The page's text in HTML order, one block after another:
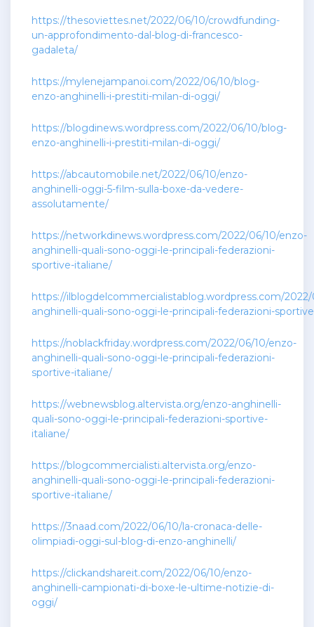
https://thesoviettes.net/2022/06/10/crowdfunding-
un-approfondimento-dal-blog-di-francesco-
gadaleta/
https://mylenejampanoi.com/2022/06/10/blog-
enzo-anghinelli-i-prestiti-milan-di-oggi/
https://blogdinews.wordpress.com/2022/06/10/blog-
enzo-anghinelli-i-prestiti-milan-di-oggi/
https://abcautomobile.net/2022/06/10/enzo-
anghinelli-oggi-5-film-sulla-boxe-da-vedere-
assolutamente/
https://networkdinews.wordpress.com/2022/06/10/enzo-
anghinelli-quali-sono-oggi-le-principali-federazioni-
sportive-italiane/
https://ilblogdelcommercialistablog.wordpress.com/
anghinelli-quali-sono-oggi-le-principali-federazioni-
https://noblackfriday.wordpress.com/2022/06/10/enzo-
anghinelli-quali-sono-oggi-le-principali-federazioni-
sportive-italiane/
https://webnewsblog.altervista.org/enzo-anghinelli-
quali-sono-oggi-le-principali-federazioni-sportive-
italiane/
https://blogcommercialisti.altervista.org/enzo-
anghinelli-quali-sono-oggi-le-principali-federazioni-
sportive-italiane/
https://3naad.com/2022/06/10/la-cronaca-delle-
olimpiadi-oggi-sul-blog-di-enzo-anghinelli/
https://clickandshareit.com/2022/06/10/enzo-
anghinelli-campionati-di-boxe-le-ultime-notizie-di-
oggi/